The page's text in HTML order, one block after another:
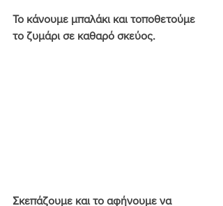
Το κάνουμε μπαλάκι και τοποθετούμε
το ζυμάρι σε καθαρό σκεύος.
Σκεπάζουμε και το αφήνουμε να